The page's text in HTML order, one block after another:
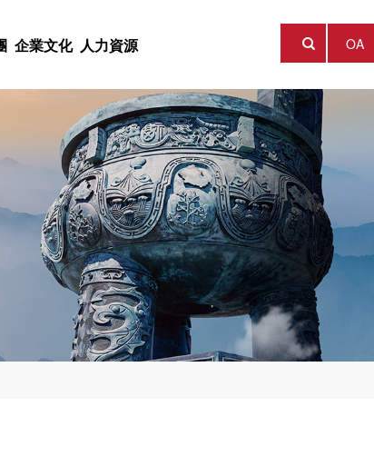
，成立于2014年
億元，擁有控
最美科技工作
發展理念，以實業
品牌，打造一流科
聚集科技資源，探
，以科研創新助推
，積極建設科技成
為擁有創新技術與
。
要位置，将黨群工
作在助推集團發
。
企業文化
的建設，形成了
“打造一流科技型
人力資源
堅持認為人才是集
為員工提供廣闊的
 OA